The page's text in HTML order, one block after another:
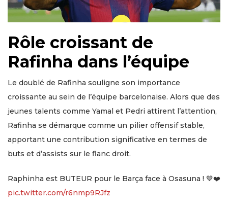
Rôle croissant de
Rafinha dans l’équipe
Le doublé de Rafinha souligne son importance
croissante au sein de l’équipe barcelonaise. Alors que des
jeunes talents comme Yamal et Pedri attirent l’attention,
Rafinha se démarque comme un pilier offensif stable,
apportant une contribution significative en termes de
buts et d’assists sur le flanc droit.
Raphinha est BUTEUR pour le Barça face à Osasuna ! 💙❤️
pic.twitter.com/r6nmp9RJfz